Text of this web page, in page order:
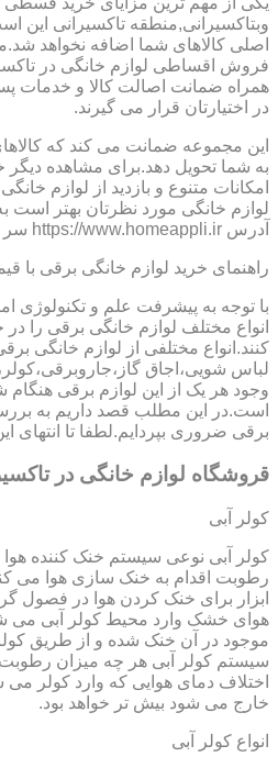
وبتاکسیرانی,منطقه تاکسیرانی این
اصلی کالاهای شما اضافه نخواهد
فروش اقساطی لوازم خانگی در
همراه ضمانت اصالت کالا و خدمات
در اختیارتان قرار می گیرند.
این مجموعه ضمانت می کند که
به شما تحویل دهد.برای مشاهده دیگر
امکانات متنوع و بازدید از لوازم
لوازم خانگی مورد نظرتان بهتر
آدرس https://www.homeappli.ir سر بزنید.
راهنمای خرید لوازم خانگی برقی با
با توجه به پیشرفت علم و تکنولوژی
انواع مختلف لوازم خانگی برقی را
کنند.انواع مختلفی از لوازم خانگی
لباس شویی،اجاق
وجود هر یک از این لوازم برقی
است.در این مطلب قصد داریم به
برقی ضروری بپردایم.لطفا تا انتهای
قروشگاه لوازم خانگی در
کولر آبی
کولر آبی نوعی سیستم خنک کننده
رطوبت اقدام به خنک سازی هوا می
ابزار برای خنک کردن هوا در فصول
هوای خشک وارد محیط کولر آبی می
موجود در آن خنک شده و از طریق
سیستم کولر آبی هر چه میزان
اختلاف دمای هوایی که وارد کولر می
خارج می شود بیش تر خواهد بود.
انواع کولر آبی